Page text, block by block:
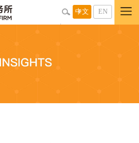
中文 EN